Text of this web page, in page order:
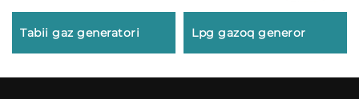
Tabii gaz generatori Lpg gazoq generor